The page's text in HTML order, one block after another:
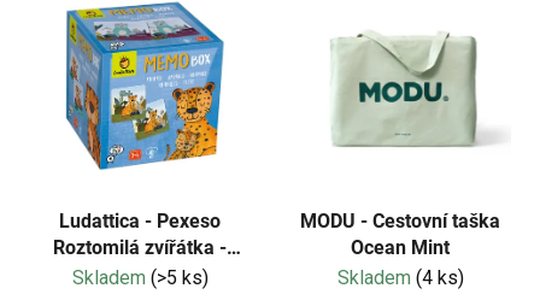
Ludattica - Pexeso
Roztomilá zvířátka -
Memo Box
Skladem (>5 ks)
MODU - Cestovní taška
Ocean Mint
Skladem (4 ks)